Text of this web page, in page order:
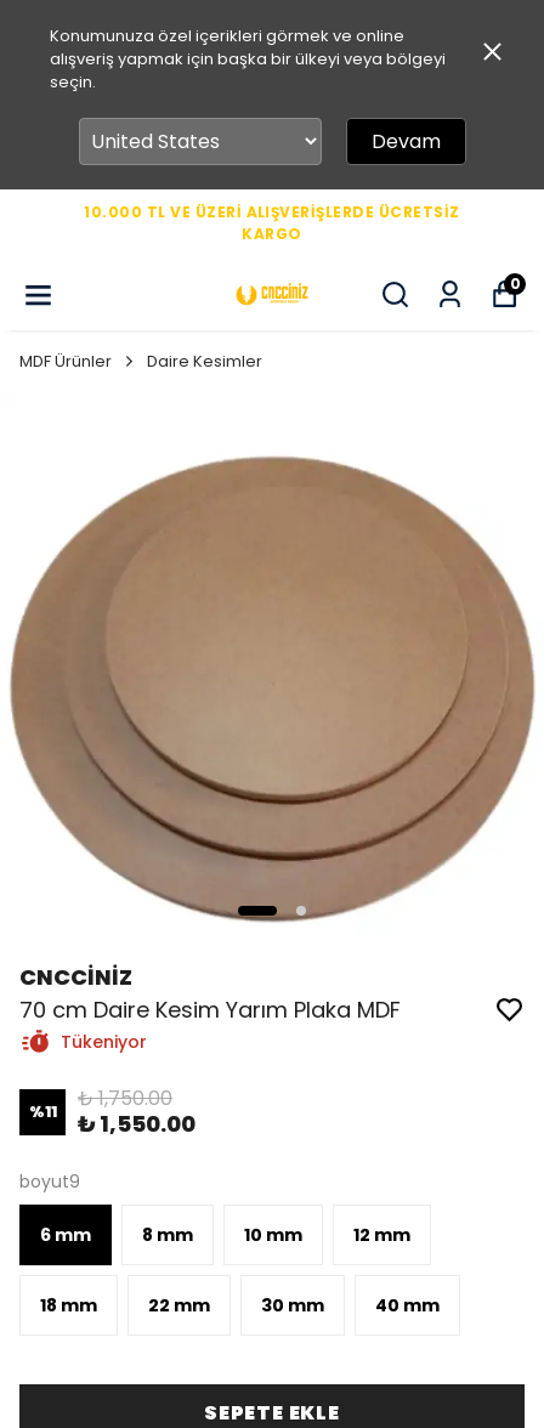
Konumunuza özel içerikleri görmek ve online
alışveriş yapmak için başka bir ülkeyi veya bölgeyi
seçin.
Devam
10.000 TL VE ÜZERİ ALIŞVERİŞLERDE ÜCRETSİZ
KARGO
0
MDF Ürünler Daire Kesimler
CNCCİNİZ
70 cm Daire Kesim Yarım Plaka MDF
Tükeniyor
%11 ₺ 1,750.00
₺ 1,550.00
boyut9
6 mm 8 mm 10 mm 12 mm
18 mm 22 mm 30 mm 40 mm
SEPETE EKLE